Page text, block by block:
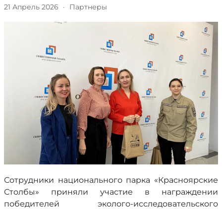
21 Апрель 2026 · Партнеры
Сотрудники национального парка «Красноярские
Столбы» приняли участие в награждении
победителей эколого-исследовательского